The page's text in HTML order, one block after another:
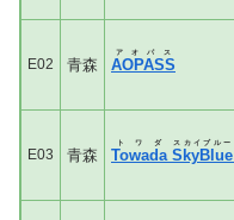
E02 青森 AOPASS
アオパス
E03 青森 Towada
トワダ
SkyBlue
スカイブルー